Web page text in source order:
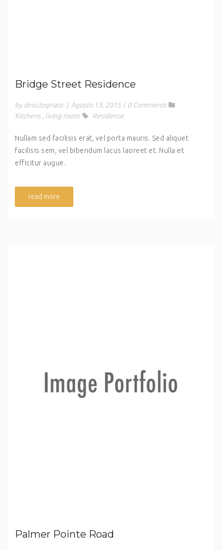
Bridge Street Residence
by dino.tognato | Agosto 13, 2015 | 0 Comments
Kitchens
living room Residence
Nullam sed facilisis erat, vel porta mauris. Sed aliquet
facilisis sem, vel bibendum lacus laoreet et. Nulla et
efficitur augue.
read more
Palmer Pointe Road